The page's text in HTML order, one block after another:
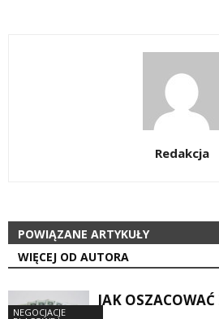
Redakcja
POWIĄZANE ARTYKUŁY
WIĘCEJ OD AUTORA
NEGOCJACJE
JAK